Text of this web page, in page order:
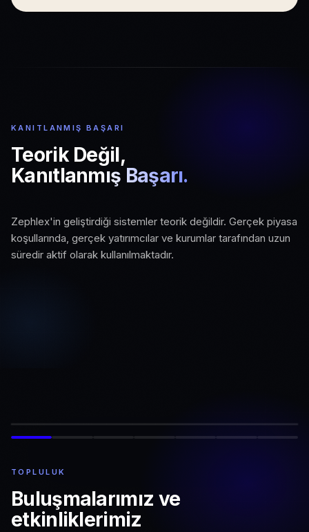
KANITLANMIŞ BAŞARI
Teorik Değil,
Kanıtlanmış Başarı.
Zephlex'in geliştirdiği sistemler teorik değildir. Gerçek piyasa
koşullarında, gerçek yatırımcılar ve kurumlar tarafından uzun
süredir aktif olarak kullanılmaktadır.
01
Gerçek Piyasa Koşulları
Canlı piyasa verisi ve gerçek işlem
02
Aktif Kurumsal Kullanım
03
Ölçeklenebilir Altyapı
TOPLULUK
Buluşmalarımız ve
etkinliklerimiz